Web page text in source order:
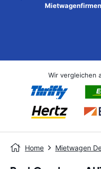
Wir vergleichen
Home Mietwagen